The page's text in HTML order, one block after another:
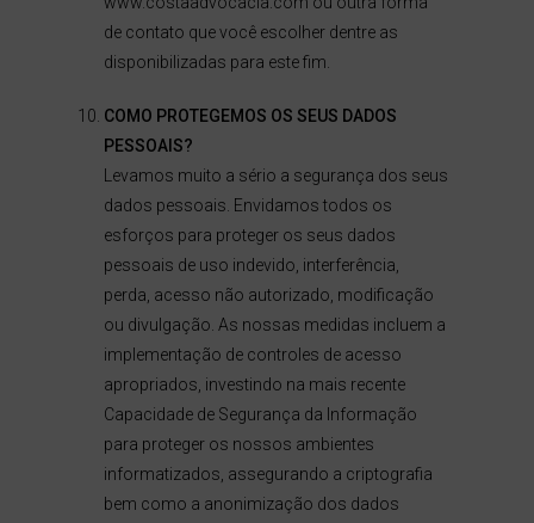
de contato que você escolher dentre as
disponibilizadas para este fim.
COMO PROTEGEMOS OS SEUS DADOS
PESSOAIS?
Levamos muito a sério a segurança dos seus
dados pessoais. Envidamos todos os
esforços para proteger os seus dados
pessoais de uso indevido, interferência,
perda, acesso não autorizado, modificação
ou divulgação. As nossas medidas incluem a
implementação de controles de acesso
apropriados, investindo na mais recente
Capacidade de Segurança da Informação
para proteger os nossos ambientes
informatizados, assegurando a criptografia
bem como a anonimização dos dados